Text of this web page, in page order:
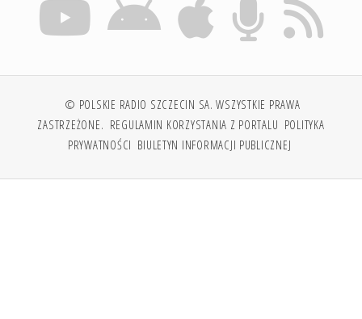
© POLSKIE RADIO SZCZECIN SA. WSZYSTKIE PRAWA
ZASTRZEŻONE. REGULAMIN KORZYSTANIA Z PORTALU POLITYKA
PRYWATNOŚCI BIULETYN INFORMACJI PUBLICZNEJ